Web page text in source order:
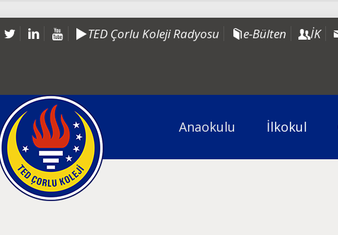
TED Çorlu Koleji Radyosu e-Bülten İK
Anaokulu İlkokul